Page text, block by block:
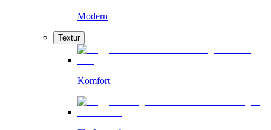
Modern
Textur
Komfort